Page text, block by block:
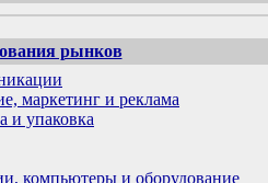
рынков
маркетинг и реклама
и упаковка
компьютеры и оборудование